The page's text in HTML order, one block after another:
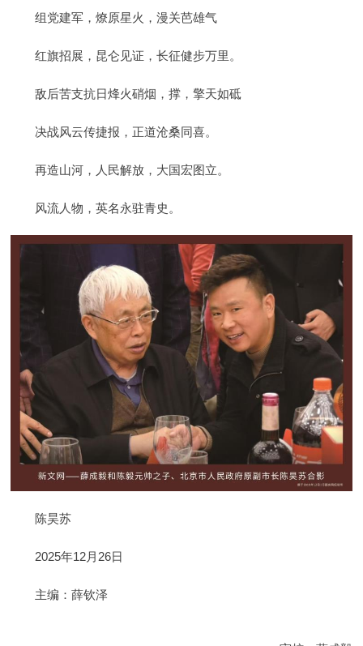
组党建军，燎原星火，漫关芭雄气
红旗招展，昆仑见证，长征健步万里。
敌后苦支抗日烽火硝烟，撑，擎天如砥
决战风云传捷报，正道沧桑同喜。
再造山河，人民解放，大国宏图立。
风流人物，英名永驻青史。
陈昊苏
2025年12月26日
主编：薛钦泽